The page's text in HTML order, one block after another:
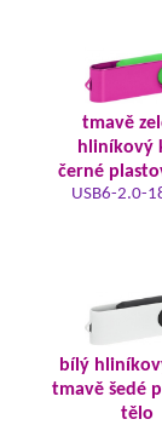
tmavě
hliníkový
černé
USB6-2.0-
bílý
tmavě šedé
tělo